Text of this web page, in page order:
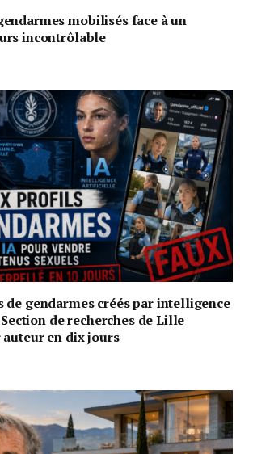
mobilisés face à un
incontrôlable
gendarmes créés par intelligence
de recherches de Lille
en dix jours